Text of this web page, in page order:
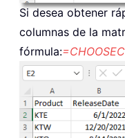
Si desea obtener
columnas de la
fórmula: